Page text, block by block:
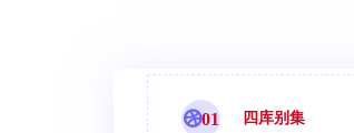
01 四库别集